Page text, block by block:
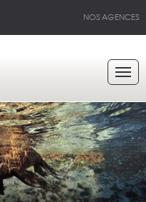
NOS AGENCES